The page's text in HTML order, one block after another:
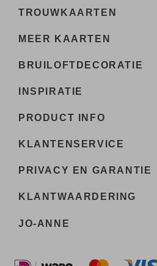
TROUWKAARTEN
MEER KAARTEN
BRUILOFTDECORATIE
INSPIRATIE
PRODUCT INFO
KLANTENSERVICE
PRIVACY EN GARANTIE
KLANTWAARDERING
JO-ANNE